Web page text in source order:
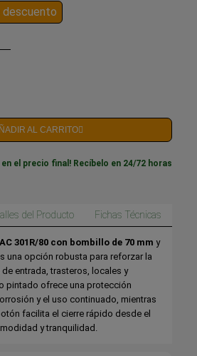
descuento
AL CARRITO
el precio final! Recíbelo en 24/72 horas
del Producto Fichas Técnicas
301R/80 con bombillo de 70 mm y
una opción robusta para reforzar la
entrada, trasteros, locales y
pintado ofrece una protección
y el uso continuado, mientras
facilita el cierre rápido desde el
y tranquilidad.